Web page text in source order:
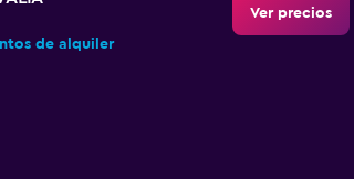
de alquiler
Ver precios